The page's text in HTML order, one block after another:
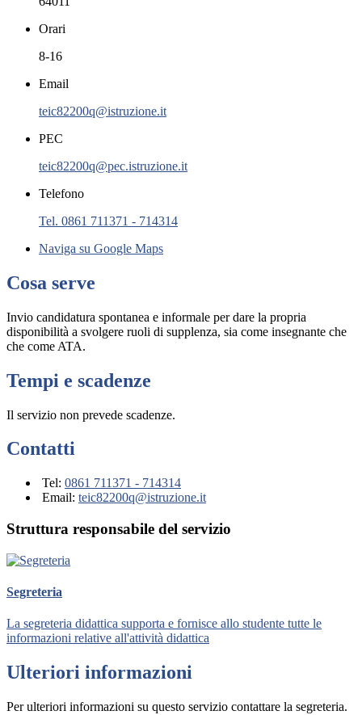
Orari
8-16
Email
teic82200q@istruzione.it
PEC
teic82200q@pec.istruzione.it
Telefono
Tel. 0861 711371 - 714314
Naviga su Google Maps
Cosa serve
Invio candidatura spontanea e informale per dare la propria
disponibilità a svolgere ruoli di supplenza, sia come insegnante che
che come ATA.
Tempi e scadenze
Il servizio non prevede scadenze.
Contatti
Tel: 0861 711371 - 714314
Email: teic82200q@istruzione.it
Struttura responsabile del servizio
Segreteria
La segreteria didattica supporta e fornisce allo studente tutte le
informazioni relative all'attività didattica
Ulteriori informazioni
Per ulteriori informazioni su questo servizio contattare la segreteria.